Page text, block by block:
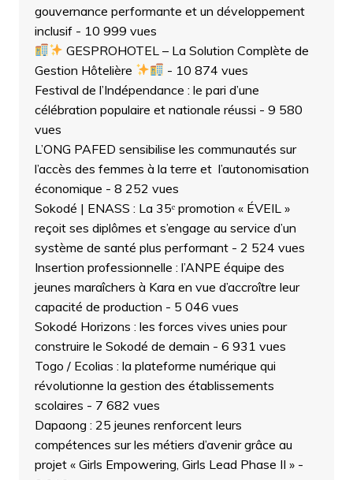
gouvernance performante et un développement
inclusif- 10 999 vues
GESPROHOTEL – La Solution Complète de
Gestion Hôtelière
- 10 874 vues
Festival de l’Indépendance : le pari d’une
célébration populaire et nationale réussi - 9 580
vues
L’ONG PAFED sensibilise les communautés sur
l’accès des femmes à la terre et l’autonomisation
économique - 8 252 vues
Sokodé | ENASS : La 35ᵉ promotion « ÉVEIL »
reçoit ses diplômes et s’engage au service d’un
système de santé plus performant- 2 524 vues
Insertion professionnelle : l’ANPE équipe des
jeunes maraîchers à Kara en vue d’accroître leur
capacité de production - 5 046 vues
Sokodé Horizons : les forces vives unies pour
construire le Sokodé de demain - 6 931 vues
Togo / Ecolias : la plateforme numérique qui
révolutionne la gestion des établissements
scolaires - 7 682 vues
Dapaong : 25 jeunes renforcent leurs
compétences sur les métiers d’avenir grâce au
projet « Girls Empowering, Girls Lead Phase II »-